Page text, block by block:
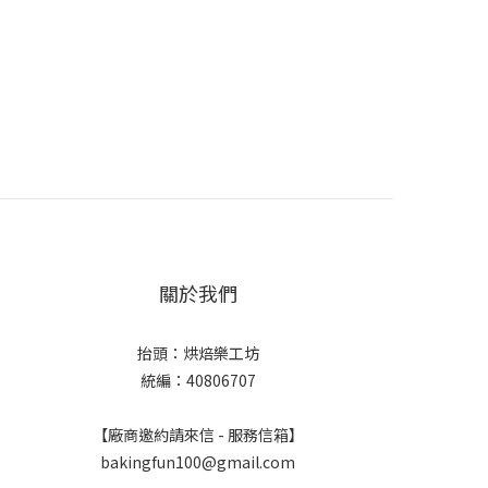
關於我們
抬頭：烘焙樂工坊
統編：40806707
【廠商邀約請來信 - 服務信箱】
bakingfun100@gmail.com